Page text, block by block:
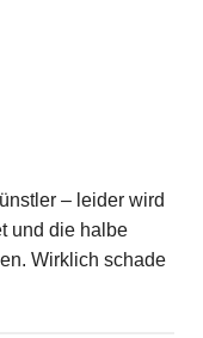
– leider wird
und die halbe
Wirklich schade